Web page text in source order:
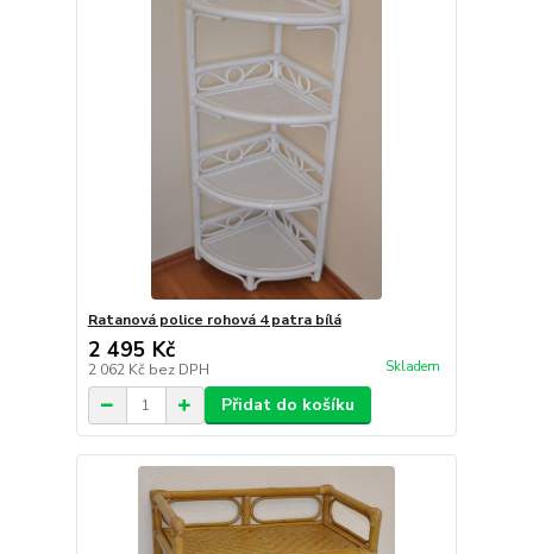
Ratanová police rohová 4 patra bílá
2 495 Kč
2 062 Kč bez DPH Skladem
Přidat do košíku